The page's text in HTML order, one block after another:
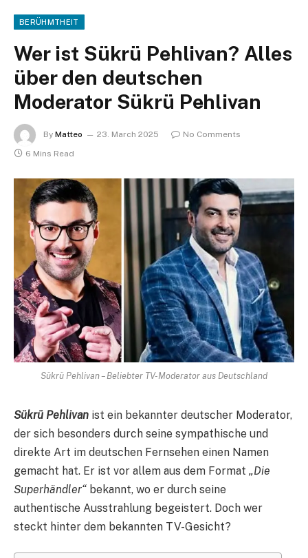
BERÜHMTHEIT
Wer ist Sükrü Pehlivan? Alles
über den deutschen
Moderator Sükrü Pehlivan
By Matteo 23. March 2025
No Comments
6 Mins Read
Sükrü Pehlivan – Beliebter TV-Moderator aus Deutschland
Sükrü Pehlivan ist ein bekannter deutscher Moderator,
der sich besonders durch seine sympathische und
direkte Art im deutschen Fernsehen einen Namen
gemacht hat. Er ist vor allem aus dem Format „Die
Superhändler“ bekannt, wo er durch seine
authentische Ausstrahlung begeistert. Doch wer
steckt hinter dem bekannten TV-Gesicht?